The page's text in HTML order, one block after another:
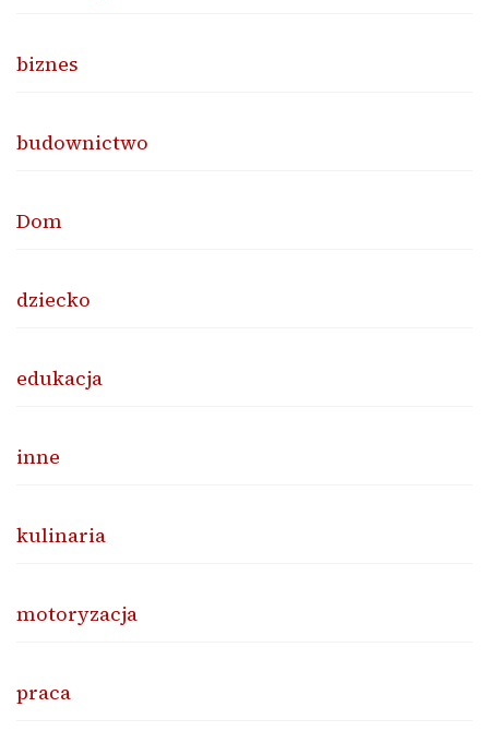
biznes
budownictwo
Dom
dziecko
edukacja
inne
kulinaria
motoryzacja
praca